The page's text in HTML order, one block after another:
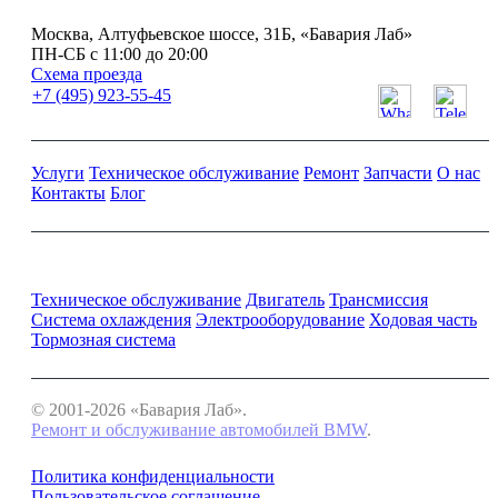
Москва, Алтуфьевское шоссе, 31Б, «Бавария Лаб»
ПН-СБ с 11:00 до 20:00
Схема проезда
+7 (495) 923-55-45
Услуги Техническое обслуживание Ремонт Запчасти О нас
Контакты Блог
Техническое обслуживание Двигатель Трансмиссия
Система охлаждения Электрооборудование Ходовая часть
Тормозная система
© 2001-2026 «Бавария Лаб».
Ремонт и обслуживание автомобилей BMW.
Политика конфиденциальности